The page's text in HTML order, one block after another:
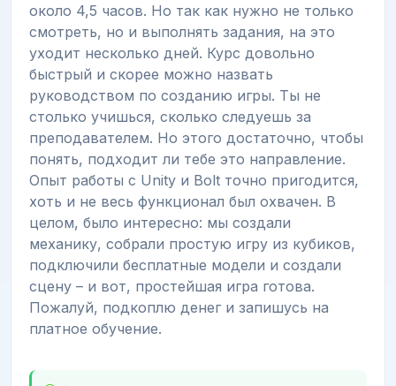
около 4,5 часов. Но так как нужно не только
смотреть, но и выполнять задания, на это
уходит несколько дней. Курс довольно
быстрый и скорее можно назвать
руководством по созданию игры. Ты не
столько учишься, сколько следуешь за
преподавателем. Но этого достаточно, чтобы
понять, подходит ли тебе это направление.
Опыт работы с Unity и Bolt точно пригодится,
хоть и не весь функционал был охвачен. В
целом, было интересно: мы создали
механику, собрали простую игру из кубиков,
подключили бесплатные модели и создали
сцену – и вот, простейшая игра готова.
Пожалуй, подкоплю денег и запишусь на
платное обучение.